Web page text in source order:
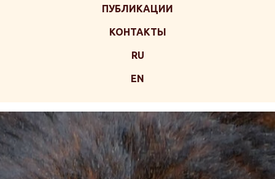
ПУБЛИКАЦИИ
КОНТАКТЫ
RU
EN